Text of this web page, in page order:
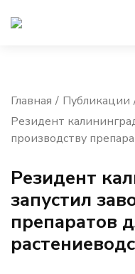
Главная
Публикации
Резидент
производству
Резидент
запустил
препаратов